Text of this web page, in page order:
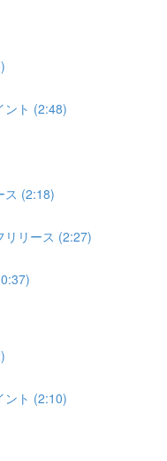
ト (2:48)
(2:18)
リース (2:27)
ト (2:10)